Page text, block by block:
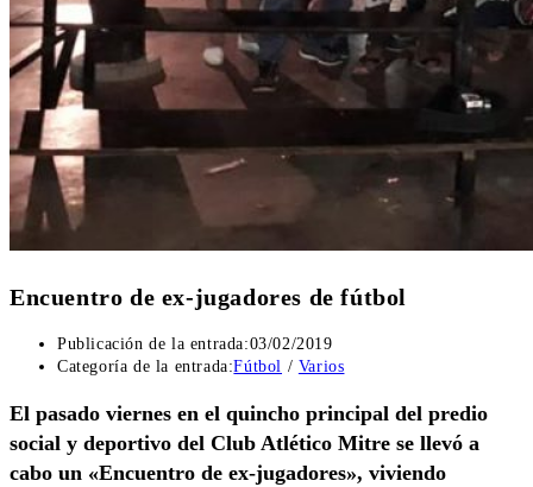
Encuentro de ex-jugadores de fútbol
Publicación de la entrada:03/02/2019
Categoría de la entrada:Fútbol / Varios
El pasado viernes en el quincho principal del predio
social y deportivo del Club Atlético Mitre se llevó a
cabo un «Encuentro de ex-jugadores», viviendo